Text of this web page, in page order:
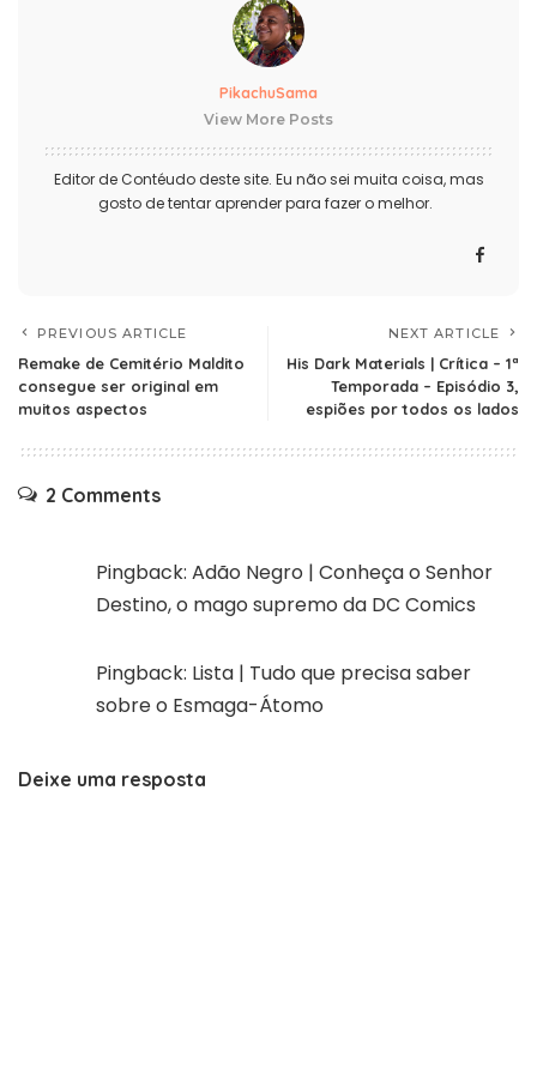
PikachuSama
View More Posts
Editor de Contéudo deste site. Eu não sei muita coisa, mas
gosto de tentar aprender para fazer o melhor.
PREVIOUS ARTICLE
Remake de Cemitério Maldito
consegue ser original em
muitos aspectos
NEXT ARTICLE
His Dark Materials | Crítica – 1ª
Temporada – Episódio 3,
espiões por todos os lados
2 Comments
Pingback: Adão Negro | Conheça o Senhor
Destino, o mago supremo da DC Comics
Pingback: Lista | Tudo que precisa saber
sobre o Esmaga-Átomo
Deixe uma resposta